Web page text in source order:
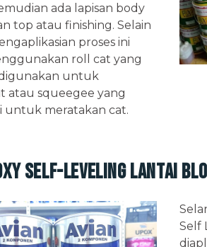
ada lapisan body
top atau finishing. Selain
proses ini
roll cat yang
untuk
atau squeegee yang
untuk meratakan cat.
Self-Leveling Lantai
Self